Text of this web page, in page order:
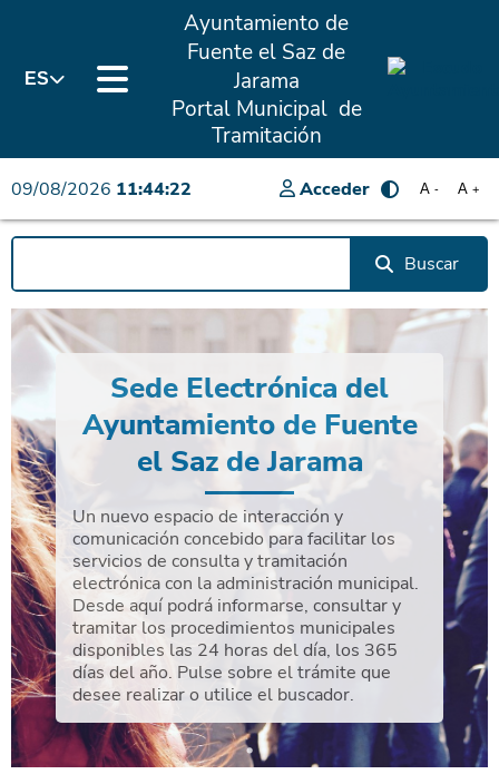
ES
Ayuntamiento de
Fuente el Saz de
Jarama
Portal Municipal de
Tramitación
09/08/2026 11:44:22 Acceder A +
A -
Buscar
Sede Electrónica del
Ayuntamiento de Fuente
el Saz de Jarama
Un nuevo espacio de interacción y
comunicación concebido para facilitar los
servicios de consulta y tramitación
electrónica con la administración municipal.
Desde aquí podrá informarse, consultar y
tramitar los procedimientos municipales
disponibles las 24 horas del día, los 365
días del año. Pulse sobre el trámite que
desee realizar o utilice el buscador.